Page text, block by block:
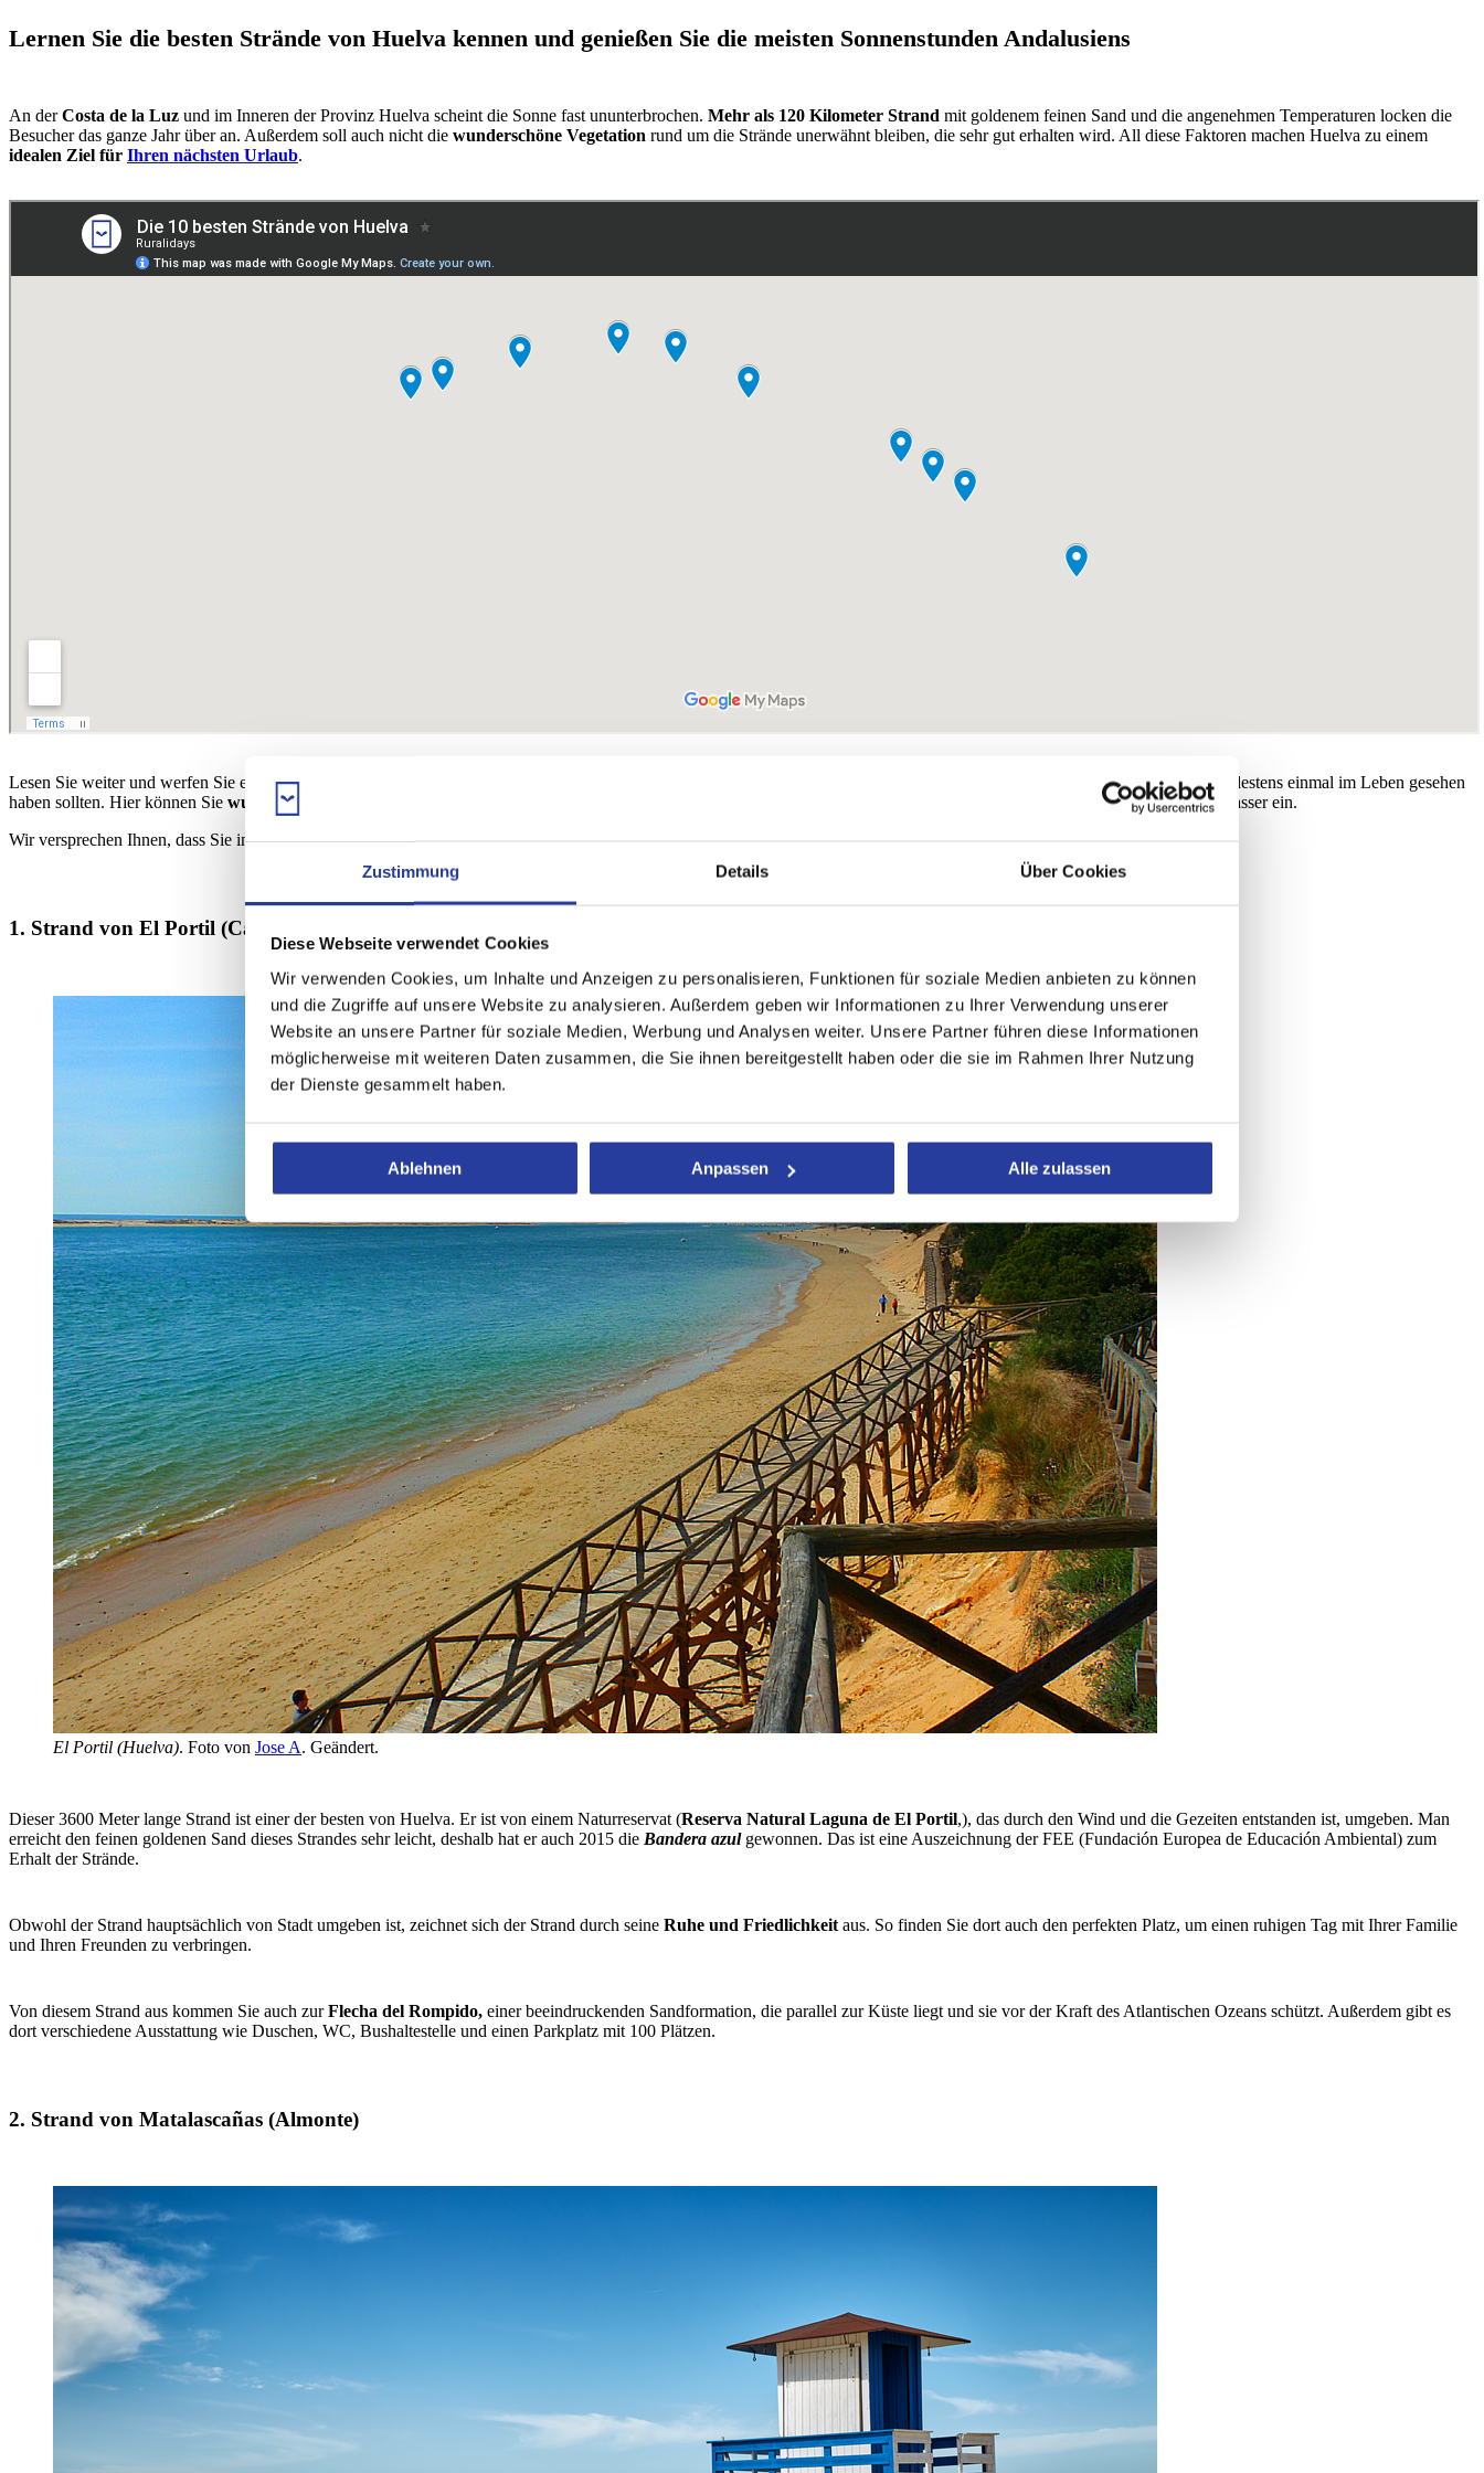
Zustimmung Details Über Cookies
Diese Webseite verwendet Cookies
Wir verwenden Cookies, um Inhalte und Anzeigen zu personalisieren, Funktionen für soziale Medien anbieten zu können
und die Zugriffe auf unsere Website zu analysieren. Außerdem geben wir Informationen zu Ihrer Verwendung unserer
Website an unsere Partner für soziale Medien, Werbung und Analysen weiter. Unsere Partner führen diese Informationen
möglicherweise mit weiteren Daten zusammen, die Sie ihnen bereitgestellt haben oder die sie im Rahmen Ihrer Nutzung
der Dienste gesammelt haben.
Ablehnen Anpassen Alle zulassen
Lernen Sie die besten Strände von Huelva kennen und genießen Sie die meisten Sonnenstunden Andalusiens
An derCosta de la Luz und im Inneren der Provinz Huelva scheint die Sonne fast ununterbrochen. Mehr als 120 Kilometer Strand mit goldenem feinen Sand und die angenehmen Temperaturen locken die
Besucher das ganze Jahr über an. Außerdem soll auch nicht die wunderschöne Vegetation rund um die Strände unerwähnt bleiben, die sehr gut erhalten wird. All diese Faktoren machen Huelva zu einem
idealen Ziel für Ihren nächsten Urlaub.
Lesen Sie weiter und werfen Sie einen Blick auf die
, die wir für Sie zusammengestellt haben. Die Costa de la Luz ist einer der Orte, den Sie mindestens einmal im Leben gesehen
haben sollten. Hier können Sie wunderschöne Sonnenuntergänge
und unvergessliche Momente genießen. Entdecken Sie die besten Strände und tauchen Sie in das schöne Wasser ein.
Wir versprechen Ihnen, dass Sie innerhalb von Sekunden anfangen werden, von Ihrem nächsten Urlaub zu träumen!
1. Strand von El Portil (Cartaya und Punta Umbría)
El Portil (Huelva). Foto von Jose A. Geändert.
Dieser 3600 Meter lange Strand ist einer der besten von Huelva. Er ist von einem Naturreservat (Reserva Natural Laguna de El Portil,), das durch den Wind und die Gezeiten entstanden ist, umgeben. Man
erreicht den feinen goldenen Sand dieses Strandes sehr leicht, deshalb hat er auch 2015 die Bandera azulgewonnen. Das ist eine Auszeichnung der FEE (Fundación Europea de Educación Ambiental) zum
Erhalt der Strände.
Obwohl der Strand hauptsächlich von Stadt umgeben ist, zeichnet sich der Strand durch seine Ruhe und Friedlichkeit aus. So finden Sie dort auch den perfekten Platz, um einen ruhigen Tag mit Ihrer Familie
und Ihren Freunden zu verbringen.
Von diesem Strand aus kommen Sie auch zurFlecha del Rompido, einer beeindruckenden Sandformation, die parallel zur Küste liegt und sie vor der Kraft des Atlantischen Ozeans schützt. Außerdem gibt es
dort verschiedene Ausstattung wie Duschen, WC, Bushaltestelle und einen Parkplatz mit 100 Plätzen.
2. Strand von Matalascañas (Almonte)